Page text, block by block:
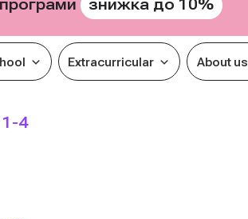
знижка до 10%
Extracurricular About us
1-4